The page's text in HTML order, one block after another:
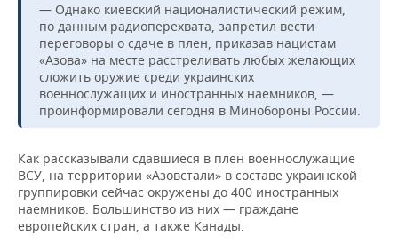
— Однако киевский националистический режим,
по данным радиоперехвата, запретил вести
переговоры о сдаче в плен, приказав нацистам
«Азова» на месте расстреливать любых желающих
сложить оружие среди украинских
военнослужащих и иностранных наемников, —
проинформировали сегодня в Минобороны России.
Как рассказывали сдавшиеся в плен военнослужащие
ВСУ, на территории «Азовстали» в составе украинской
группировки сейчас окружены до 400 иностранных
наемников. Большинство из них — граждане
европейских стран, а также Канады.